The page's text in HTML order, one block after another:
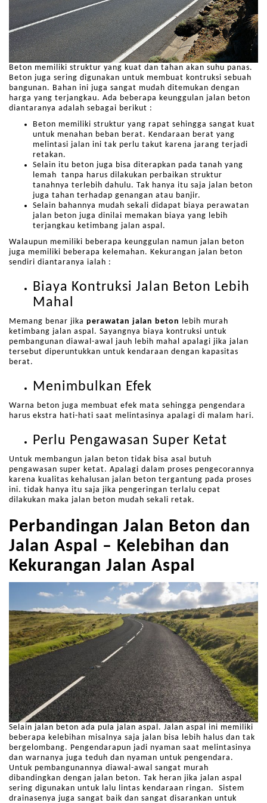
Beton memiliki struktur yang kuat dan tahan akan suhu panas.
Beton juga sering digunakan untuk membuat kontruksi sebuah
bangunan. Bahan ini juga sangat mudah ditemukan dengan
harga yang terjangkau. Ada beberapa keunggulan jalan beton
diantaranya adalah sebagai berikut :
Beton memiliki struktur yang rapat sehingga sangat kuat
untuk menahan beban berat. Kendaraan berat yang
melintasi jalan ini tak perlu takut karena jarang terjadi
retakan.
Selain itu beton juga bisa diterapkan pada tanah yang
lemah tanpa harus dilakukan perbaikan struktur
tanahnya terlebih dahulu. Tak hanya itu saja jalan beton
juga tahan terhadap genangan atau banjir.
Selain bahannya mudah sekali didapat biaya perawatan
jalan beton juga dinilai memakan biaya yang lebih
terjangkau ketimbang jalan aspal.
Walaupun memiliki beberapa keunggulan namun jalan beton
juga memiliki beberapa kelemahan. Kekurangan jalan beton
sendiri diantaranya ialah :
Biaya Kontruksi Jalan Beton Lebih
Mahal
Memang benar jika perawatan jalan beton lebih murah
ketimbang jalan aspal. Sayangnya biaya kontruksi untuk
pembangunan diawal-awal jauh lebih mahal apalagi jika jalan
tersebut diperuntukkan untuk kendaraan dengan kapasitas
berat.
Menimbulkan Efek
Warna beton juga membuat efek mata sehingga pengendara
harus ekstra hati-hati saat melintasinya apalagi di malam hari.
Perlu Pengawasan Super Ketat
Untuk membangun jalan beton tidak bisa asal butuh
pengawasan super ketat. Apalagi dalam proses pengecorannya
karena kualitas kehalusan jalan beton tergantung pada proses
ini. tidak hanya itu saja jika pengeringan terlalu cepat
dilakukan maka jalan beton mudah sekali retak.
Perbandingan Jalan Beton dan
Jalan Aspal – Kelebihan dan
Kekurangan Jalan Aspal
Selain jalan beton ada pula jalan aspal. Jalan aspal ini memiliki
beberapa kelebihan misalnya saja jalan bisa lebih halus dan tak
bergelombang. Pengendarapun jadi nyaman saat melintasinya
dan warnanya juga teduh dan nyaman untuk pengendara.
Untuk pembangunannya diawal-awal sangat murah
dibandingkan dengan jalan beton. Tak heran jika jalan aspal
sering digunakan untuk lalu lintas kendaraan ringan. Sistem
drainasenya juga sangat baik dan sangat disarankan untuk